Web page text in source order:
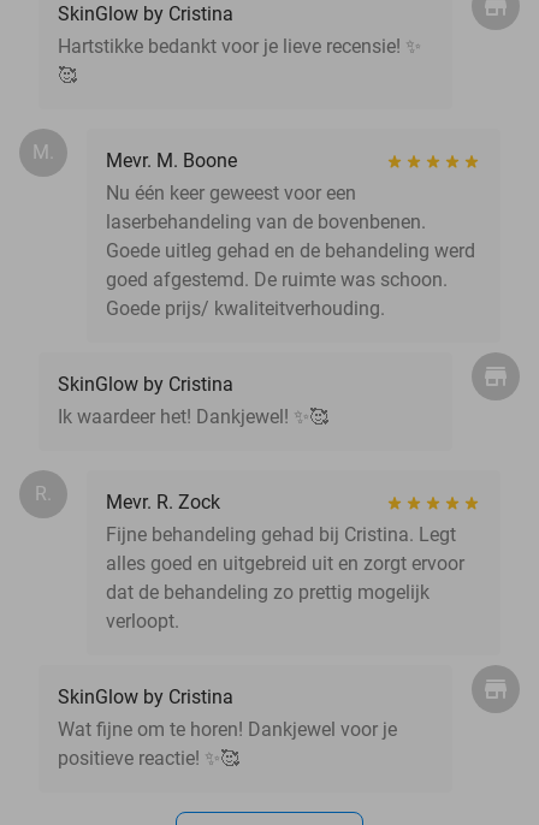
SkinGlow by Cristina
Hartstikke bedankt voor je lieve recensie! ✨️
🥰
M.
Mevr. M. Boone
Nu één keer geweest voor een
laserbehandeling van de bovenbenen.
Goede uitleg gehad en de behandeling werd
goed afgestemd. De ruimte was schoon.
Goede prijs/ kwaliteitverhouding.
SkinGlow by Cristina
Ik waardeer het! Dankjewel! ✨️🥰
R.
Mevr. R. Zock
Fijne behandeling gehad bij Cristina. Legt
alles goed en uitgebreid uit en zorgt ervoor
dat de behandeling zo prettig mogelijk
verloopt.
SkinGlow by Cristina
Wat fijne om te horen! Dankjewel voor je
positieve reactie! ✨️🥰